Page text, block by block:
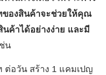
องสินค้าจะช่วยให้คุณ
ค้าได้อย่างง่าย และมี
น
ต่อวัน สร้าง 1 แคมเปญ